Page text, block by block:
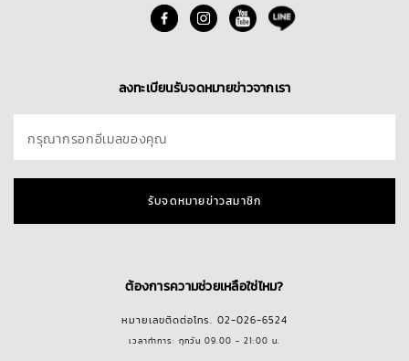
ลงทะเบียนรับจดหมายข่าวจากเรา
กรุณากรอกอีเมลของคุณ
รับจดหมายข่าวสมาชิก
ต้องการความช่วยเหลือใช่ไหม?
หมายเลขติดต่อโทร. 02-026-6524
เวลาทำการ: ทุกวัน 09.00 - 21:00 น.